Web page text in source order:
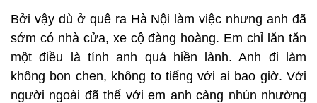
Bởi vậy dù ở quê ra Hà Nội làm việc nhưng anh đã
sớm có nhà cửa, xe cộ đàng hoàng. Em chỉ lăn tăn
một điều là tính anh quá hiền lành. Anh đi làm
không bon chen, không to tiếng với ai bao giờ. Với
người ngoài đã thế với em anh càng nhún nhường